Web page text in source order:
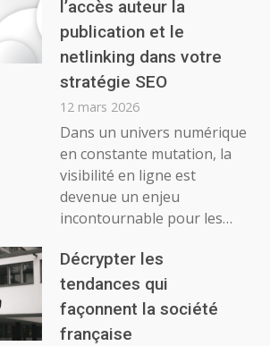
l’accès auteur la
publication et le
netlinking dans votre
stratégie SEO
12 mars 2026
Dans un univers numérique
en constante mutation, la
visibilité en ligne est
devenue un enjeu
incontournable pour les…
Décrypter les
tendances qui
façonnent la société
française